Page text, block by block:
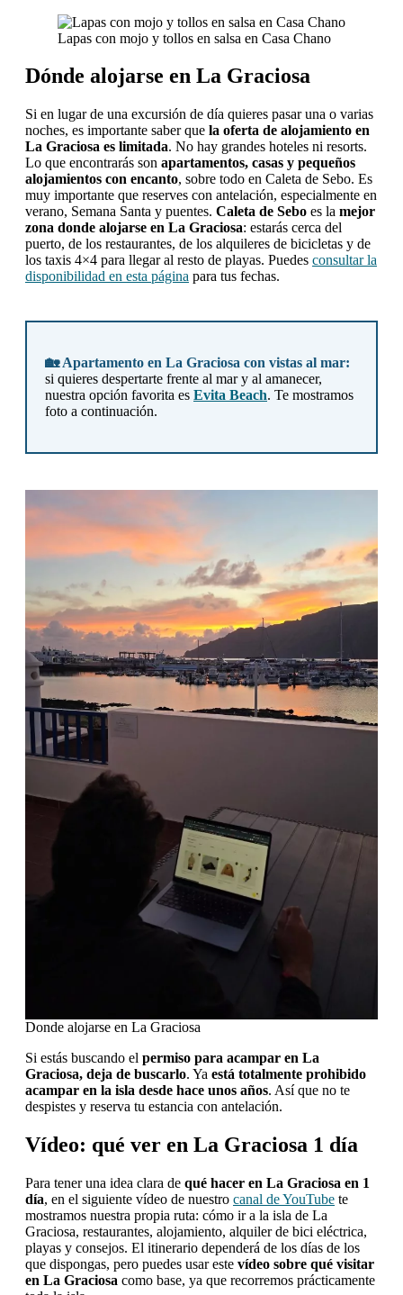
Lapas con mojo y tollos en salsa en Casa Chano
Dónde alojarse en La Graciosa
Si en lugar de una excursión de día quieres pasar una o varias
noches, es importante saber que la oferta de alojamiento en
La Graciosa es limitada. No hay grandes hoteles ni resorts.
Lo que encontrarás son apartamentos, casas y pequeños
alojamientos con encanto, sobre todo en Caleta de Sebo. Es
muy importante que reserves con antelación, especialmente en
verano, Semana Santa y puentes. Caleta de Sebo es la mejor
zona donde alojarse en La Graciosa: estarás cerca del
puerto, de los restaurantes, de los alquileres de bicicletas y de
los taxis 4×4 para llegar al resto de playas. Puedes consultar la
disponibilidad en esta página para tus fechas.
🏡 Apartamento en La Graciosa con vistas al mar:
si quieres despertarte frente al mar y al amanecer,
nuestra opción favorita es Evita Beach. Te mostramos
foto a continuación.
Donde alojarse en La Graciosa
Si estás buscando el permiso para acampar en La
Graciosa, deja de buscarlo. Ya está totalmente prohibido
acampar en la isla desde hace unos años. Así que no te
despistes y reserva tu estancia con antelación.
Vídeo: qué ver en La Graciosa 1 día
Para tener una idea clara de qué hacer en La Graciosa en 1
día, en el siguiente vídeo de nuestro canal de YouTube te
mostramos nuestra propia ruta: cómo ir a la isla de La
Graciosa, restaurantes, alojamiento, alquiler de bici eléctrica,
playas y consejos. El itinerario dependerá de los días de los
que dispongas, pero puedes usar este vídeo sobre qué visitar
en La Graciosa como base, ya que recorremos prácticamente